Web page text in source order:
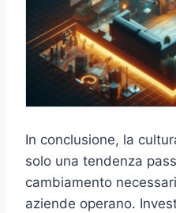
In conclusione, la
solo una tendenza
cambiamento
aziende operano.